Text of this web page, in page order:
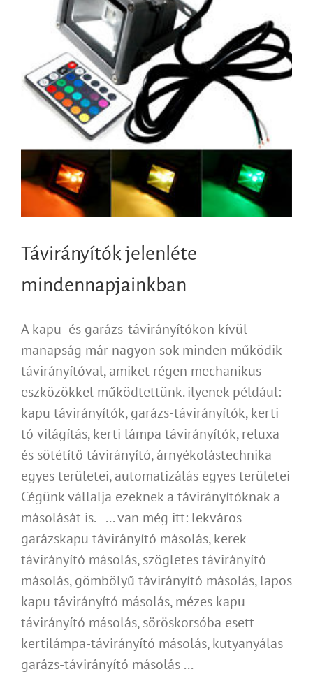
Távirányítók jelenléte
mindennapjainkban
A kapu- és garázs-távirányítókon kívül
manapság már nagyon sok minden működik
távirányítóval, amiket régen mechanikus
eszközökkel működtettünk. ilyenek például:
kapu távirányítók, garázs-távirányítók, kerti
tó világítás, kerti lámpa távirányítók, reluxa
és sötétítő távirányító, árnyékolástechnika
egyes területei, automatizálás egyes területei
Cégünk vállalja ezeknek a távirányítóknak a
másolását is. ... van még itt: lekváros
garázskapu távirányító másolás, kerek
távirányító másolás, szögletes távirányító
másolás, gömbölyű távirányító másolás, lapos
kapu távirányító másolás, mézes kapu
távirányító másolás, söröskorsóba esett
kertilámpa-távirányító másolás, kutyanyálas
garázs-távirányító másolás ...